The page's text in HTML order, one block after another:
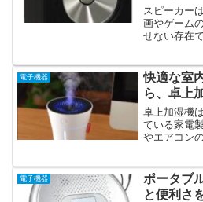
スピーカー
画やゲーム
せない存在
思います。
スピーカー
電子機器
快適な室
ら、卓上
卓上加湿機
ている家電
やエアコン
きるので、
ことができ
電子機器
ポータブ
と便利さ